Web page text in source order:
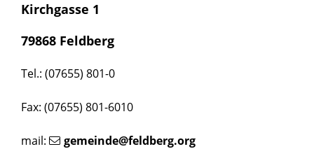
Kirchgasse 1
79868 Feldberg
Tel.: (07655) 801-0
Fax: (07655) 801-6010
mail: gemeinde@feldberg.org